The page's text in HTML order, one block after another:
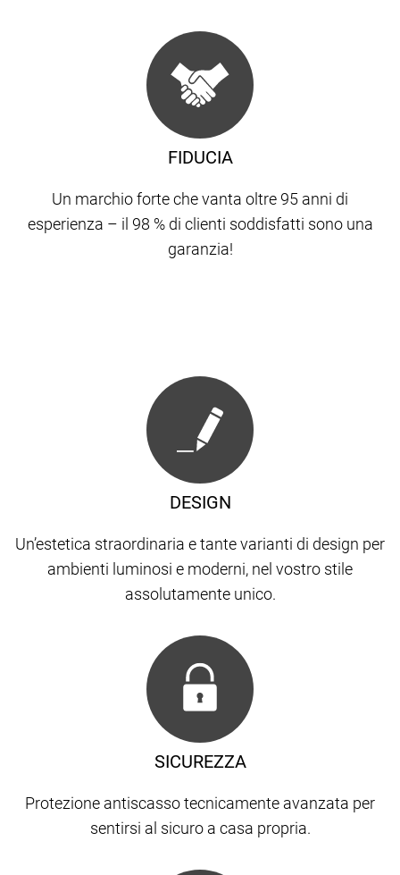
FIDUCIA
Un marchio forte che vanta oltre 95 anni di
esperienza – il 98 % di clienti soddisfatti sono una
garanzia!
DESIGN
Un’estetica straordinaria e tante varianti di design per
ambienti luminosi e moderni, nel vostro stile
assolutamente unico.
SICUREZZA
Protezione antiscasso tecnicamente avanzata per
sentirsi al sicuro a casa propria.